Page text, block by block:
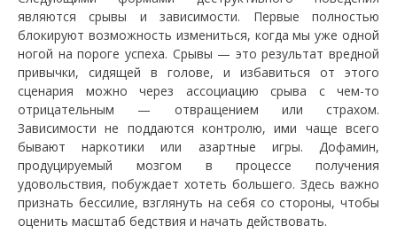
являются срывы и зависимости. Первые полностью
блокируют возможность измениться, когда мы уже одной
ногой на пороге успеха. Срывы — это результат вредной
привычки, сидящей в голове, и избавиться от этого
сценария можно через ассоциацию срыва с чем-то
отрицательным — отвращением или страхом.
Зависимости не поддаются контролю, ими чаще всего
бывают наркотики или азартные игры. Дофамин,
продуцируемый мозгом в процессе получения
удовольствия, побуждает хотеть большего. Здесь важно
признать бессилие, взглянуть на себя со стороны, чтобы
оценить масштаб бедствия и начать действовать.